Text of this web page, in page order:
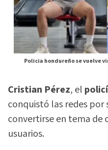
Policia hondureño se vuelve
Cristian Pérez, el
conquistó las redes por
convertirse en tema de
usuarios.